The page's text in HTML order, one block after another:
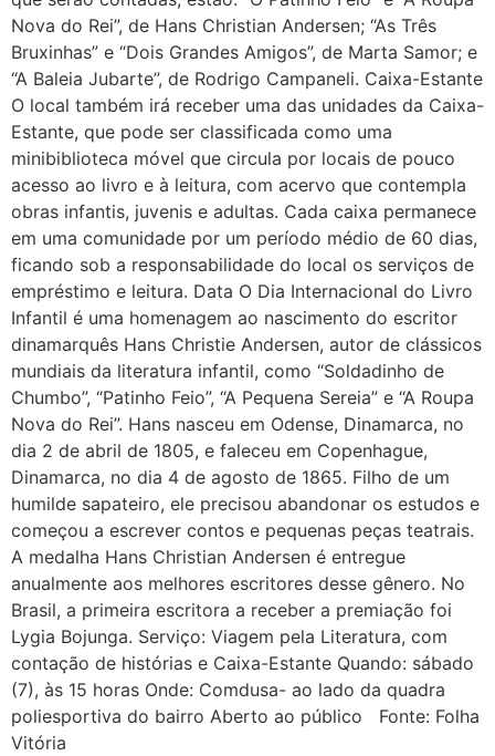
Nova do Rei”, de Hans Christian Andersen; “As Três
Bruxinhas” e “Dois Grandes Amigos”, de Marta Samor; e
“A Baleia Jubarte”, de Rodrigo Campaneli. Caixa-Estante
O local também irá receber uma das unidades da Caixa-
Estante, que pode ser classificada como uma
minibiblioteca móvel que circula por locais de pouco
acesso ao livro e à leitura, com acervo que contempla
obras infantis, juvenis e adultas. Cada caixa permanece
em uma comunidade por um período médio de 60 dias,
ficando sob a responsabilidade do local os serviços de
empréstimo e leitura. Data O Dia Internacional do Livro
Infantil é uma homenagem ao nascimento do escritor
dinamarquês Hans Christie Andersen, autor de clássicos
mundiais da literatura infantil, como “Soldadinho de
Chumbo”, “Patinho Feio”, “A Pequena Sereia” e “A Roupa
Nova do Rei”. Hans nasceu em Odense, Dinamarca, no
dia 2 de abril de 1805, e faleceu em Copenhague,
Dinamarca, no dia 4 de agosto de 1865. Filho de um
humilde sapateiro, ele precisou abandonar os estudos e
começou a escrever contos e pequenas peças teatrais.
A medalha Hans Christian Andersen é entregue
anualmente aos melhores escritores desse gênero. No
Brasil, a primeira escritora a receber a premiação foi
Lygia Bojunga. Serviço: Viagem pela Literatura, com
contação de histórias e Caixa-Estante Quando: sábado
(7), às 15 horas Onde: Comdusa- ao lado da quadra
poliesportiva do bairro Aberto ao público Fonte: Folha
Vitória